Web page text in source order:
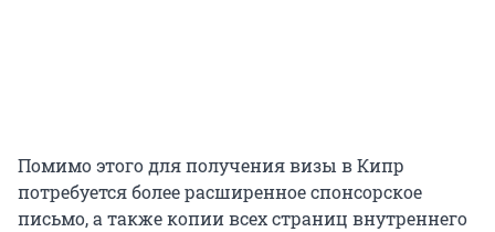
Помимо этого для получения визы в Кипр
потребуется более расширенное спонсорское
письмо, а также копии всех страниц внутреннего